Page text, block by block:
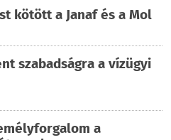
kötött a Janaf és a Mol
szabadságra a vízügyi
a